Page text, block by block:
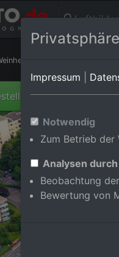
Luftbilder
Impressum
Notwendig
Zum Betrieb
Analysen
Beobachtung
Bewertung von